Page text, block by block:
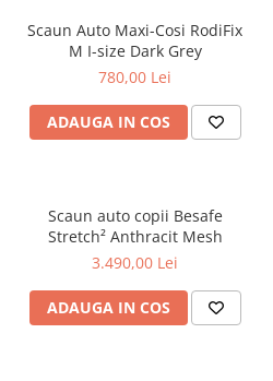
Scaun Auto Maxi-Cosi RodiFix
M I-size Dark Grey
780,00 Lei
ADAUGA IN COS
Scaun auto copii Besafe
Stretch² Anthracit Mesh
3.490,00 Lei
ADAUGA IN COS